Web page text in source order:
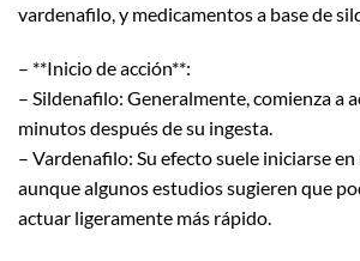
vardenafilo, y medicamentos a base de
– **Inicio de acción**:
– Sildenafilo: Generalmente, comienza a
minutos después de su ingesta.
– Vardenafilo: Su efecto suele iniciarse
aunque algunos estudios sugieren que
actuar ligeramente más rápido.